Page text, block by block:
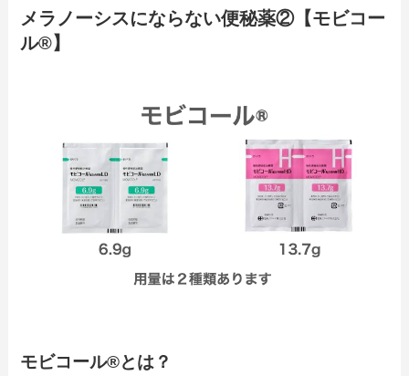
メラノーシスにならない便秘薬②【モビコー
ル®】
モビコール®とは？